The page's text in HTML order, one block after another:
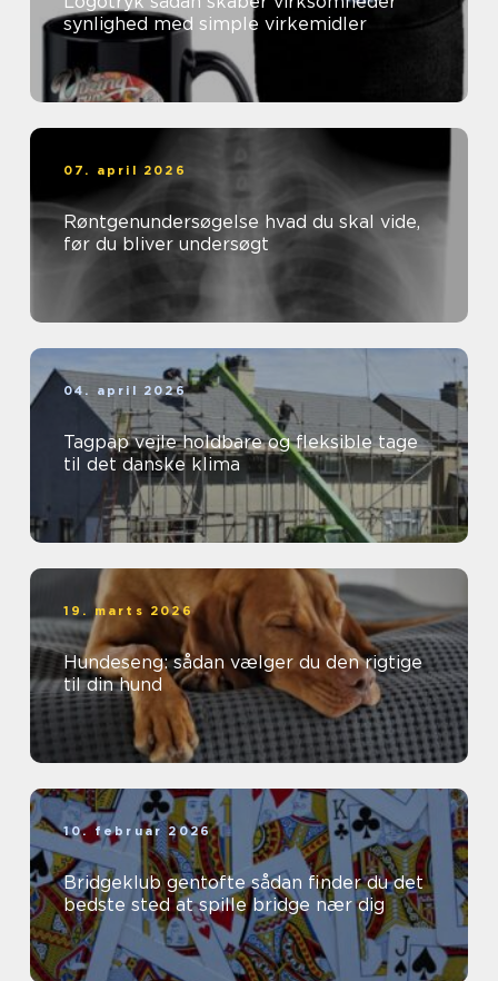
synlighed med simple virkemidler
07. april 2026
Røntgenundersøgelse hvad du skal vide,
før du bliver undersøgt
04. april 2026
Tagpap vejle holdbare og fleksible tage
til det danske klima
19. marts 2026
Hundeseng: sådan vælger du den rigtige
til din hund
10. februar 2026
Bridgeklub gentofte sådan finder du det
bedste sted at spille bridge nær dig